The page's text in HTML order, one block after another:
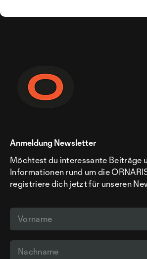
Anmeldung Newsletter
Möchtest du interessante Beiträge
Informationen rund um die
registriere dich jetzt für unseren